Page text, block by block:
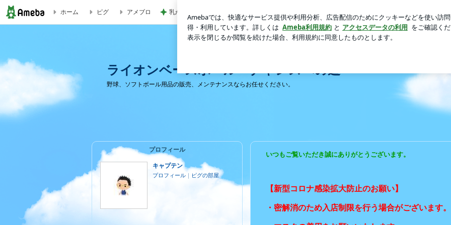
ホーム ピグ アメブロ 乳がん5年経過の卒業祝いのお寿司
ライオンベースボール～チャンスへの道～
野球、ソフトボール用品の販売、メンテナンスならお任せください。
いつもご覧いただき誠にありがとうございます。
【新型コロナ感染拡大防止のお願い】
・密解消のため入店制限を行う場合がございます。
プロフィール
キャプテン
プロフィール ｜ ピグの部屋